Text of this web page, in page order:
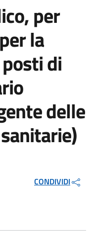
per
la
di
delle
CONDIVIDI